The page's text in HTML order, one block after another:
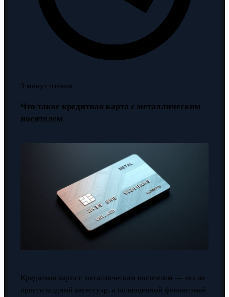
3 минут чтения
Что такое кредитная карта с металлическим
носителем
Кредитная карта с металлическим носителем — это не
просто модный аксессуар, а полноценный финансовый